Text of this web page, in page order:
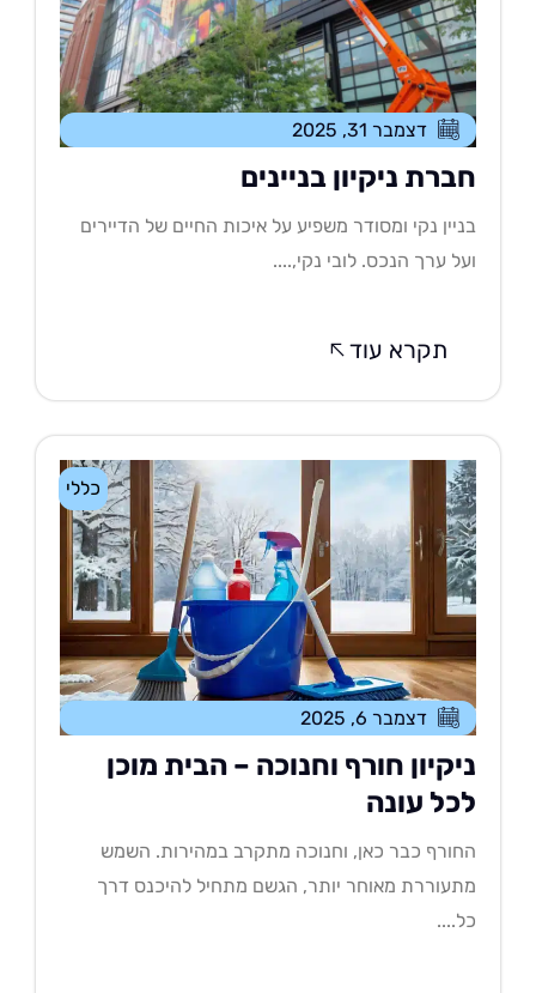
דצמבר 31, 2025
ניקיון בניינים
נקי ומסודר משפיע על איכות החיים של הדיירים
ערך הנכס. לובי נקי,....
תקרא עוד
כללי
דצמבר 6, 2025
חורף וחנוכה – הבית מוכן
עונה
כבר כאן, וחנוכה מתקרב במהירות. השמש
מאוחר יותר, הגשם מתחיל להיכנס דרך